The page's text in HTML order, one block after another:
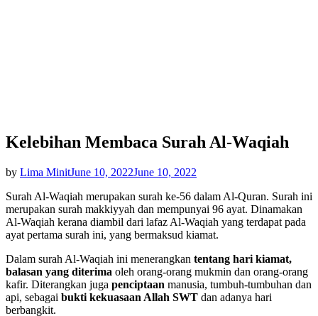
Kelebihan Membaca Surah Al-Waqiah
by Lima MinitPosted
June 10, 2022June 10, 2022
Surah Al-Waqiah merupakan surah ke-56 dalam Al-Quran. Surah ini
merupakan surah makkiyyah dan mempunyai 96 ayat. Dinamakan
Al-Waqiah kerana diambil dari lafaz Al-Waqiah yang terdapat pada
ayat pertama surah ini, yang bermaksud kiamat.
Dalam surah Al-Waqiah ini menerangkan tentang hari kiamat,
balasan yang diterima oleh orang-orang mukmin dan orang-orang
kafir. Diterangkan juga penciptaan manusia, tumbuh-tumbuhan dan
api, sebagai bukti kekuasaan Allah SWT dan adanya hari
berbangkit.